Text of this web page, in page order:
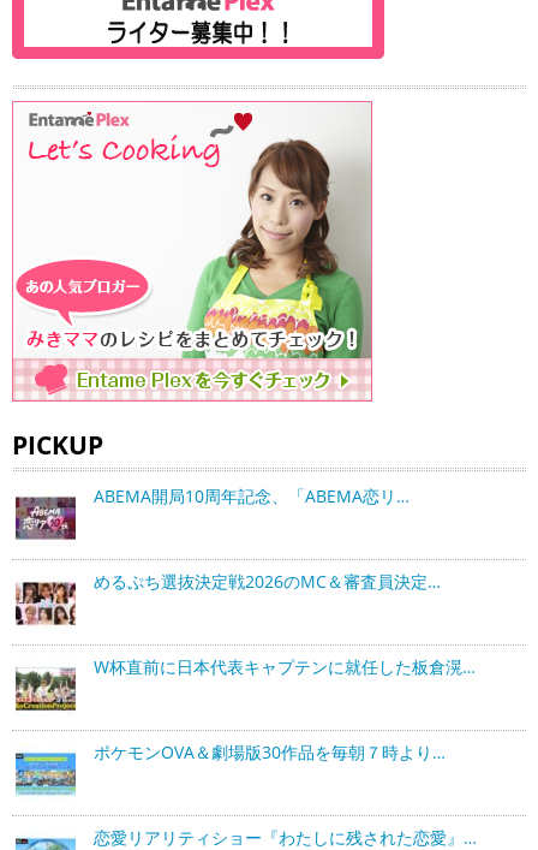
PICKUP
ABEMA開局10周年記念、「ABEMA恋リ…
めるぷち選抜決定戦2026のMC＆審査員決定…
W杯直前に日本代表キャプテンに就任した板倉滉…
ポケモンOVA＆劇場版30作品を毎朝７時より…
恋愛リアリティショー『わたしに残された恋愛』…